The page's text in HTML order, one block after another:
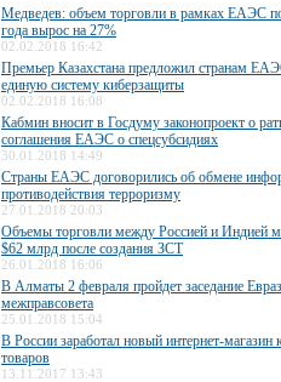
Медведев: объем торговли в рамках ЕАЭС
года вырос на 27%
02.02.2018 16:42
Премьер Казахстана предложил странам
единую систему киберзащиты
02.02.2018 16:08
Кабмин вносит в Госдуму законопроект о
соглашения ЕАЭС о спецсубсидиях
30.01.2018 14:49
Страны ЕАЭС договорились об обмене
противодействия терроризму
27.01.2018 20:03
Объемы торговли между Россией и Индией
$62 млрд после создания ЗСТ
26.01.2018 16:06
В Алматы 2 февраля пройдет заседание
межправсовета
25.01.2018 15:04
В России заработал новый интернет-магазин
товаров
13.11.2017 13:43